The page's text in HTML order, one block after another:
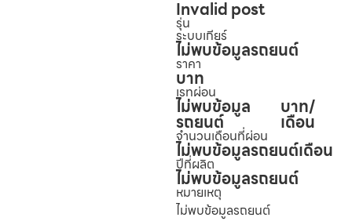
Invalid post
รุ่น
ระบบเกียร์
ไม่พบข้อมูลรถยนต์
ราคา
บาท
เรทผ่อน
ไม่พบข้อมูล
รถยนต์
บาท/
เดือน
จำนวนเดือนที่ผ่อน
ไม่พบข้อมูลรถยนต์เดือน
ปีที่ผลิต
ไม่พบข้อมูลรถยนต์
หมายเหตุ
ไม่พบข้อมูลรถยนต์